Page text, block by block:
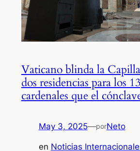
Vaticano blinda la
dos residencias para los
cardenales que el
May 3, 2025—porNeto
en Noticias